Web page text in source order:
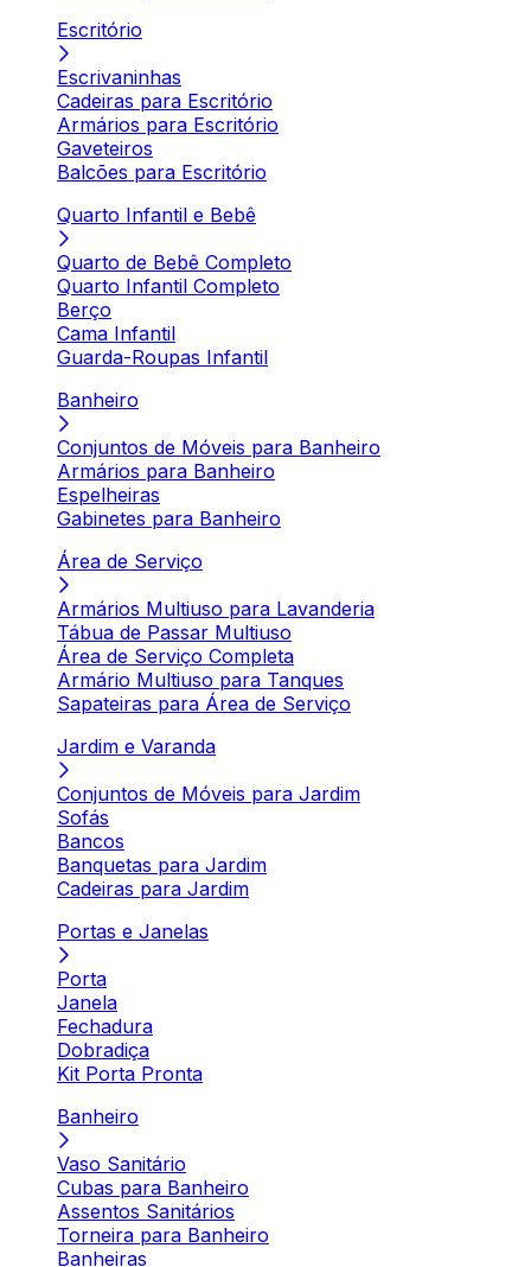
Escritório
Escrivaninhas
Cadeiras para Escritório
Armários para Escritório
Gaveteiros
Balcões para Escritório
Quarto Infantil e Bebê
Quarto de Bebê Completo
Quarto Infantil Completo
Berço
Cama Infantil
Guarda-Roupas Infantil
Banheiro
Conjuntos de Móveis para Banheiro
Armários para Banheiro
Espelheiras
Gabinetes para Banheiro
Área de Serviço
Armários Multiuso para Lavanderia
Tábua de Passar Multiuso
Área de Serviço Completa
Armário Multiuso para Tanques
Sapateiras para Área de Serviço
Jardim e Varanda
Conjuntos de Móveis para Jardim
Sofás
Bancos
Banquetas para Jardim
Cadeiras para Jardim
Portas e Janelas
Porta
Janela
Fechadura
Dobradiça
Kit Porta Pronta
Banheiro
Vaso Sanitário
Cubas para Banheiro
Assentos Sanitários
Torneira para Banheiro
Banheiras